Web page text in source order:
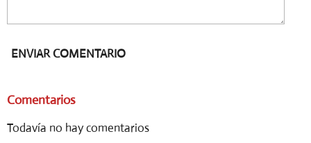
ENVIAR COMENTARIO
Comentarios
Todavía no hay comentarios